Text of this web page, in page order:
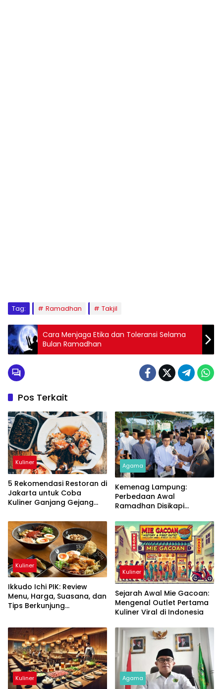
Tag: Ramadhan Takjil
Cara Menjaga Etika dan Toleransi Selama
Bulan Ramadhan
Pos Terkait
Kuliner
5 Rekomendasi Restoran di
Jakarta untuk Coba
Kuliner Ganjang Gejang
Agama
Kemenag Lampung:
Perbedaan Awal
Ramadhan Disikapi
Kuliner
Ikkudo Ichi PIK: Review
Menu, Harga, Suasana, dan
Tips Berkunjung
Kuliner
Sejarah Awal Mie Gacoan:
Mengenal Outlet Pertama
Kuliner Viral di Indonesia
Kuliner Agama